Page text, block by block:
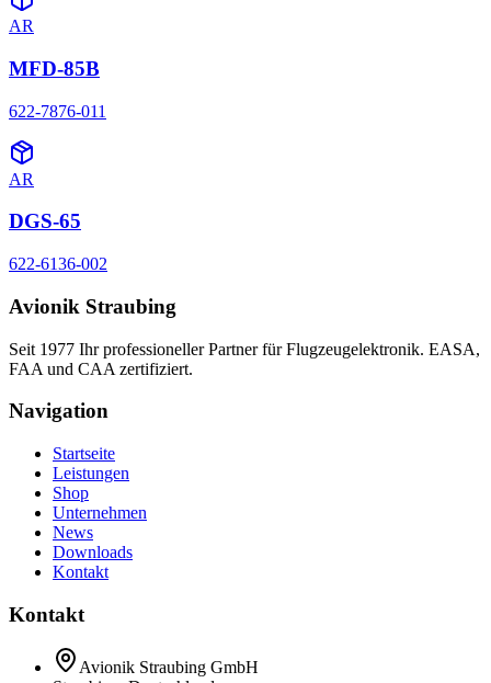
AR
MFD-85B
622-7876-011
AR
DGS-65
622-6136-002
Avionik Straubing
Seit 1977 Ihr professioneller Partner für Flugzeugelektronik. EASA,
FAA und CAA zertifiziert.
Navigation
Startseite
Leistungen
Shop
Unternehmen
News
Downloads
Kontakt
Kontakt
Avionik Straubing GmbH